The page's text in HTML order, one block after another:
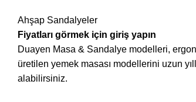
Ahşap Sandalyeler
Fiyatları görmek için giriş yapın
Duayen Masa & Sandalye modelleri,
üretilen yemek masası modellerini uzun
alabilirsiniz.